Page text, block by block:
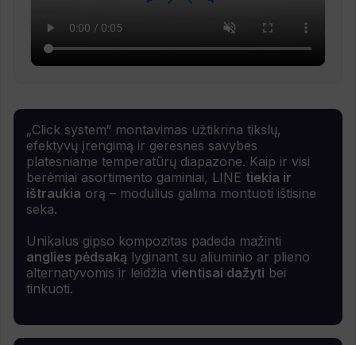
„Click system“ montavimas užtikrina tikslų,
efektyvų įrengimą ir geresnes savybes
platesniame temperatūrų diapazone. Kaip ir visi
berėmiai asortimento gaminiai, LINE tiekia ir
ištraukia orą – modulius galima montuoti ištisine
seka.
Unikalus gipso kompozitas padeda mažinti
anglies pėdsaką lyginant su aliuminio ar plieno
alternatyvomis ir leidžia vientisai dažyti bei
tinkuoti.